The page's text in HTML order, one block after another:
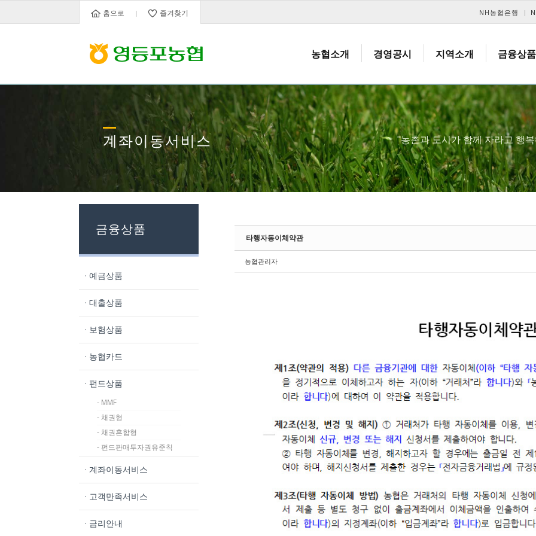
홈으로 즐겨찾기 NH농협은행
농협소개 경영공시 지역소개 금융상품
계좌이동서비스 "농촌과 도시가 함께 자라고 행
금융상품
· 예금상품
· 대출상품
· 보험상품
· 농협카드
· 펀드상품
- MMF
- 채권형
- 채권혼합형
- 펀드판매투자권유준칙
· 계좌이동서비스
· 고객만족서비스
· 금리안내
타행자동이체약관
농협관리자